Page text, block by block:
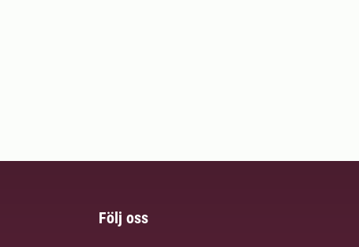
Följ oss